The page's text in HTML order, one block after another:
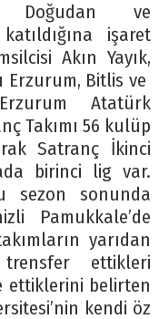
Doğudan ve
işaret
Akın Yayık,
Erzurum, Bitlis ve
Atatürk
Takımı 56 kulüp
Satranç İkinci
birinci lig var.
sezon sonunda
Pamukkale’de
yarıdan
ettikleri
ettiklerini belirten
kendi öz